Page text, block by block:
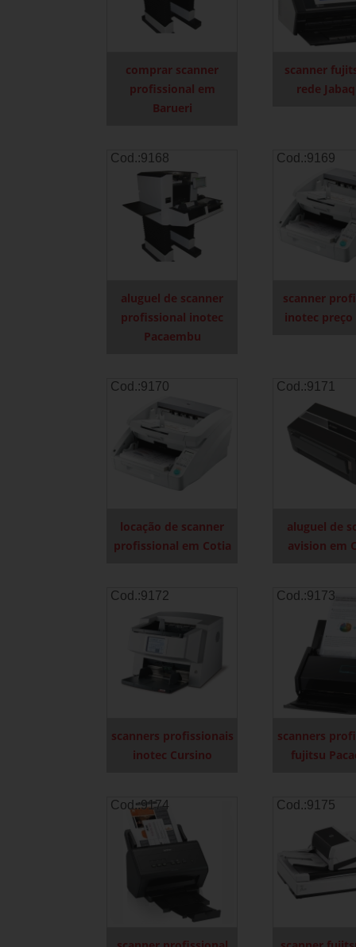
comprar scanner
profissional em
Barueri
scanner
rede
Cod.:9168
aluguel de scanner
profissional inotec
Pacaembu
Cod.:9169
scanner
inotec
Cod.:9170
locação de scanner
profissional em Cotia
Cod.:9171
aluguel de
avision em
Cod.:9172
scanners profissionais
inotec Cursino
Cod.:9173
scanners
fujitsu
Cod.:9174 Cod.:9175